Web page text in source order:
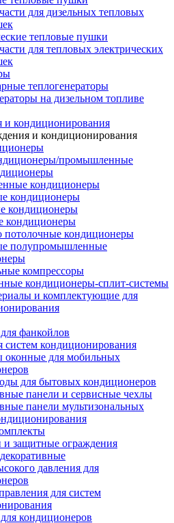
для дизельных тепловых
тепловые пушки
для тепловых электрических
теплогенераторы
на дизельном топливе
кондиционирования
и кондиционирования
промышленные
кондиционеры
кондиционеры
кондиционеры
кондиционеры
потолочные кондиционеры
полупромышленные
компрессоры
кондиционеры-сплит-системы
и комплектующие для
фанкойлов
систем кондиционирования
оконные для мобильных
для бытовых кондиционеров
панели и сервисные чехлы
панели мультизональных
и защитные ограждения
давления для
для систем
кондиционеров